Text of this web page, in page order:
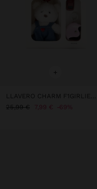
+
25,99 €
7,99 € 69%